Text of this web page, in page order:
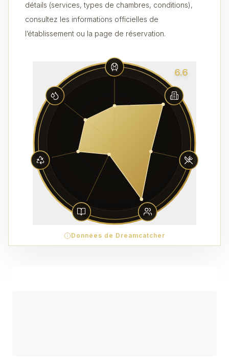
détails (services, types de chambres, conditions),
consultez les informations officielles de
l’établissement ou la page de réservation.
6.6
Données de Dreamcatcher